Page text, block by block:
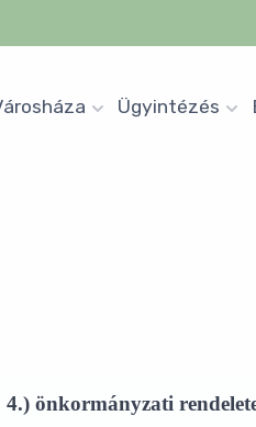
Ügyintézés
önkormányzati